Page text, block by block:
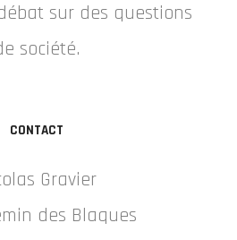
sur des questions
société.
CONTACT
Gravier
des Blaques